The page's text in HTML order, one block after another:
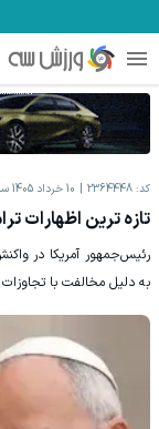
کد: 2364448 10 خرداد 1405 ساعت 09:35
تازه ترین اظهارات
رئیس‌جمهور آمریکا در
به دلیل مخالفت با تجاوزات